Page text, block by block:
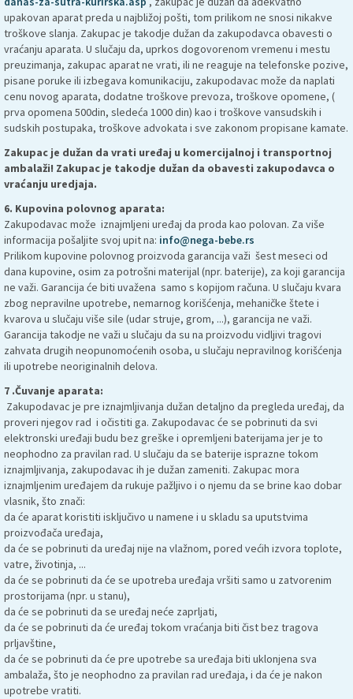
upakovan aparat preda u najbližoj pošti, tom prilikom ne snosi nikakve
troškove slanja. Zakupac je takodje dužan da zakupodavca obavesti o
vraćanju aparata. U slučaju da, uprkos dogovorenom vremenu i mestu
preuzimanja, zakupac aparat ne vrati, ili ne reaguje na telefonske pozive,
pisane poruke ili izbegava komunikaciju, zakupodavac može da naplati
cenu novog aparata, dodatne troškove prevoza, troškove opomene, (
prva opomena 500din, sledeća 1000 din) kao i troškove vansudskih i
sudskih postupaka, troškove advokata i sve zakonom propisane kamate.
Zakupac je dužan da vrati uređaj u komercijalnoj i transportnoj
ambalaži! Zakupac je takodje dužan da obavesti zakupodavca o
vraćanju uredjaja.
6. Kupovina polovnog aparata:
Zakupodavac može iznajmljeni uređaj da proda kao polovan. Za više
informacija pošaljite svoj upit na: info@nega-bebe.rs
Prilikom kupovine polovnog proizvoda garancija važi šest meseci od
dana kupovine, osim za potrošni materijal (npr. baterije), za koji garancija
ne važi. Garancija će biti uvažena samo s kopijom računa. U slučaju kvara
zbog nepravilne upotrebe, nemarnog korišćenja, mehaničke štete i
kvarova u slučaju više sile (udar struje, grom, ...), garancija ne važi.
Garancija takodje ne važi u slučaju da su na proizvodu vidljivi tragovi
zahvata drugih neopunomoćenih osoba, u slučaju nepravilnog korišćenja
ili upotrebe neoriginalnih delova.
7 .Čuvanje aparata:
Zakupodavac je pre iznajmljivanja dužan detaljno da pregleda uređaj, da
proveri njegov rad i očistiti ga. Zakupodavac će se pobrinuti da svi
elektronski uređaji budu bez greške i opremljeni baterijama jer je to
neophodno za pravilan rad. U slučaju da se baterije isprazne tokom
iznajmljivanja, zakupodavac ih je dužan zameniti. Zakupac mora
iznajmljenim uređajem da rukuje pažljivo i o njemu da se brine kao dobar
vlasnik, što znači:
da će aparat koristiti isključivo u namene i u skladu sa uputstvima
proizvođača uređaja,
da će se pobrinuti da uređaj nije na vlažnom, pored većih izvora toplote,
vatre, životinja, ...
da će se pobrinuti da će se upotreba uređaja vršiti samo u zatvorenim
prostorijama (npr. u stanu),
da će se pobrinuti da se uređaj neće zaprljati,
da će se pobrinuti da će uređaj tokom vraćanja biti čist bez tragova
prljavštine,
da će se pobrinuti da će pre upotrebe sa uređaja biti uklonjena sva
ambalaža, što je neophodno za pravilan rad uređaja, i da će je nakon
upotrebe vratiti.